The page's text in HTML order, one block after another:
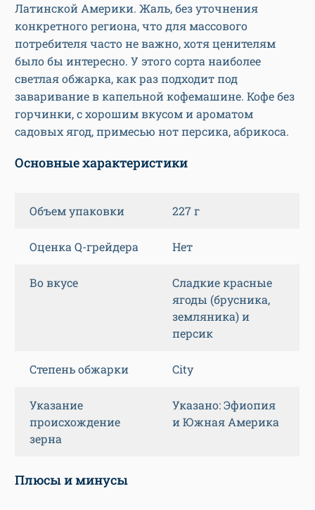
Латинской Америки. Жаль, без уточнения
конкретного региона, что для массового
потребителя часто не важно, хотя ценителям
было бы интересно. У этого сорта наиболее
светлая обжарка, как раз подходит под
заваривание в капельной кофемашине. Кофе без
горчинки, с хорошим вкусом и ароматом
садовых ягод, примесью нот персика, абрикоса.
Основные характеристики
Объем упаковки 227 г
Оценка Q-грейдера Нет
Во вкусе
Сладкие красные
ягоды (брусника,
земляника) и
персик
Степень обжарки City
Указание
происхождение
зерна
Указано: Эфиопия
и Южная Америка
Плюсы и минусы